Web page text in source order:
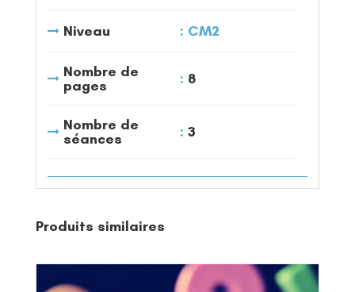
Niveau CM2
Nombre de
pages
8
Nombre de
séances
3
Produits similaires